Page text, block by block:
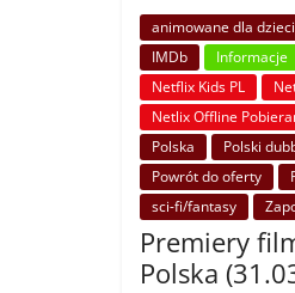
animowane dla
IMDb
Informacje
Netflix Kids PL
Netlix Offline
Polska
Polski
Powrót do oferty
sci-fi/fantasy
Premiery
Polska